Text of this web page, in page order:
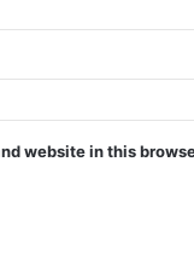
website in this